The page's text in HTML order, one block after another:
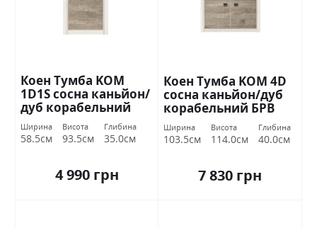
Коен Тумба KOM
1D1S сосна каньйон/
дуб корабельний
БРВ Україна
Ширина
58.5см
Висота
93.5см
Глибина
35.0см
4 990 грн
Коен Тумба KOM 4D
сосна каньйон/дуб
корабельний БРВ
Україна
Ширина
103.5см
Висота
114.0см
Глибина
40.0см
7 830 грн